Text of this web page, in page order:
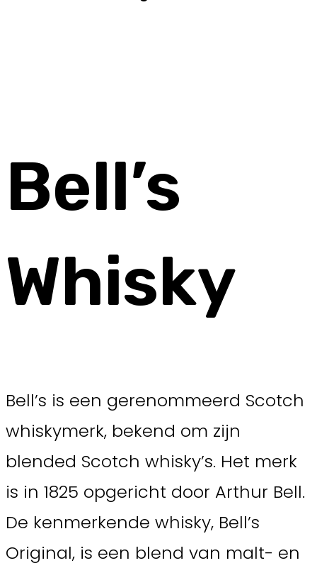
Bell’s
Whisky
Bell’s is een gerenommeerd Scotch
whiskymerk, bekend om zijn
blended Scotch whisky’s. Het merk
is in 1825 opgericht door Arthur Bell.
De kenmerkende whisky, Bell’s
Original, is een blend van malt- en